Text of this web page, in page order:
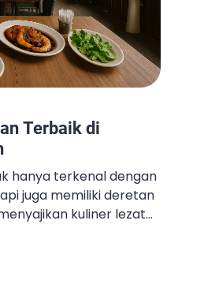
Terbaik di
hanya terkenal dengan
juga memiliki deretan
kuliner lezat